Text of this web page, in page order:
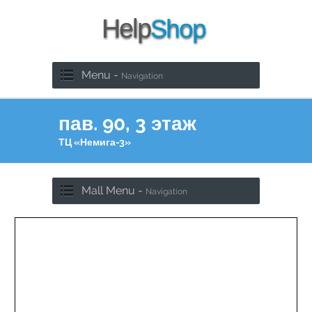
Menu - Navigation
пав. 90, 3 этаж
ТЦ «Немига-3»
Mall Menu - Navigation